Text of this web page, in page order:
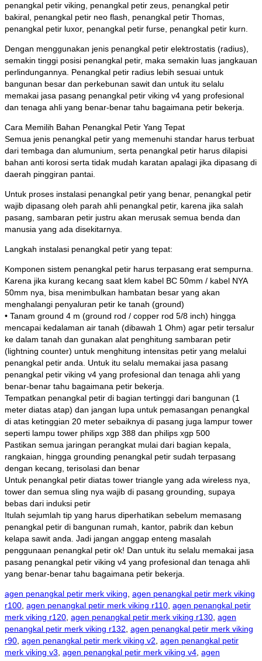
penangkal petir viking, penangkal petir zeus, penangkal petir
bakiral, penangkal petir neo flash, penangkal petir Thomas,
penangkal petir luxor, penangkal petir furse, penangkal petir kurn.
Dengan menggunakan jenis penangkal petir elektrostatis (radius),
semakin tinggi posisi penangkal petir, maka semakin luas jangkauan
perlindungannya. Penangkal petir radius lebih sesuai untuk
bangunan besar dan perkebunan sawit dan untuk itu selalu
memakai jasa pasang penangkal petir viking v4 yang profesional
dan tenaga ahli yang benar-benar tahu bagaimana petir bekerja.
Cara Memilih Bahan Penangkal Petir Yang Tepat
Semua jenis penangkal petir yang memenuhi standar harus terbuat
dari tembaga dan alumunium, serta penangkal petir harus dilapisi
bahan anti korosi serta tidak mudah karatan apalagi jika dipasang di
daerah pinggiran pantai.
Untuk proses instalasi penangkal petir yang benar, penangkal petir
wajib dipasang oleh parah ahli penangkal petir, karena jika salah
pasang, sambaran petir justru akan merusak semua benda dan
manusia yang ada disekitarnya.
Langkah instalasi penangkal petir yang tepat:
Komponen sistem penangkal petir harus terpasang erat sempurna.
Karena jika kurang kecang saat klem kabel BC 50mm / kabel NYA
50mm nya, bisa menimbulkan hambatan besar yang akan
menghalangi penyaluran petir ke tanah (ground)
• Tanam ground 4 m (ground rod / copper rod 5/8 inch) hingga
mencapai kedalaman air tanah (dibawah 1 Ohm) agar petir tersalur
ke dalam tanah dan gunakan alat penghitung sambaran petir
(lightning counter) untuk menghitung intensitas petir yang melalui
penangkal petir anda. Untuk itu selalu memakai jasa pasang
penangkal petir viking v4 yang profesional dan tenaga ahli yang
benar-benar tahu bagaimana petir bekerja.
Tempatkan penangkal petir di bagian tertinggi dari bangunan (1
meter diatas atap) dan jangan lupa untuk pemasangan penangkal
di atas ketinggian 20 meter sebaiknya di pasang juga lampur tower
seperti lampu tower philips xgp 388 dan philips xgp 500
Pastikan semua jaringan perangkat mulai dari bagian kepala,
rangkaian, hingga grounding penangkal petir sudah terpasang
dengan kecang, terisolasi dan benar
Untuk penangkal petir diatas tower triangle yang ada wireless nya,
tower dan semua sling nya wajib di pasang grounding, supaya
bebas dari induksi petir
Itulah sejumlah tip yang harus diperhatikan sebelum memasang
penangkal petir di bangunan rumah, kantor, pabrik dan kebun
kelapa sawit anda. Jadi jangan anggap enteng masalah
penggunaan penangkal petir ok! Dan untuk itu selalu memakai jasa
pasang penangkal petir viking v4 yang profesional dan tenaga ahli
yang benar-benar tahu bagaimana petir bekerja.
agen penangkal petir merk viking, agen penangkal petir merk viking
r100, agen penangkal petir merk viking r110, agen penangkal petir
merk viking r120, agen penangkal petir merk viking r130, agen
penangkal petir merk viking r132, agen penangkal petir merk viking
r90, agen penangkal petir merk viking v2, agen penangkal petir
merk viking v3, agen penangkal petir merk viking v4, agen